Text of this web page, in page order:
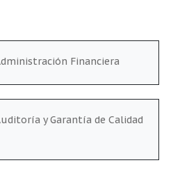
Financiera
y Garantía de Calidad